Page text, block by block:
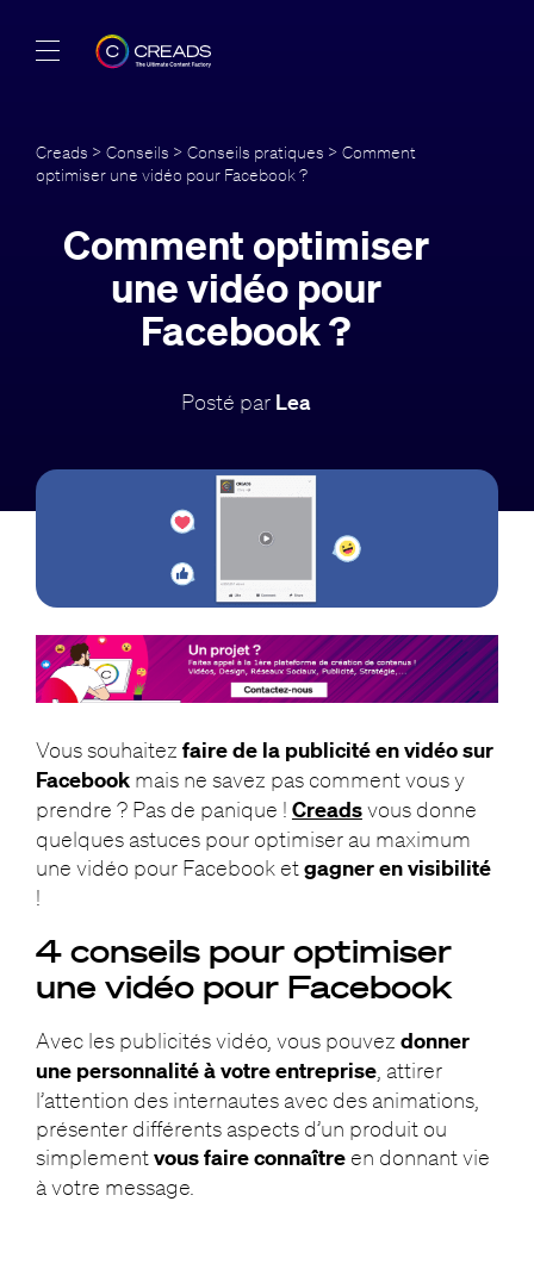
Offres
À propos
Creads > Conseils > Conseils pratiques > Comment
optimiser une vidéo pour Facebook ?
Comment optimiser
une vidéo pour
Facebook ?
Posté par Lea
Vous souhaitez faire de la publicité en vidéo sur
Facebookmais ne savez pas comment vous y
prendre ? Pas de panique ! Creadsvous donne
quelques astuces pour optimiser au maximum
une vidéo pour Facebook etgagner en visibilité
!
4 conseils pour optimiser
une vidéo pour Facebook
Avec les publicités vidéo, vous pouvez donner
une personnalité à votre entreprise, attirer
l’attention des internautes avec des animations,
présenter différents aspects d’un produit ou
simplementvous faire connaîtreen donnant vie
à votre message.